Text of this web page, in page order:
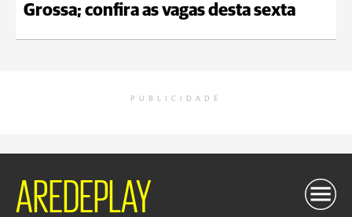
Grossa; confira as vagas desta sexta
PUBLICIDADE
AREDEPLAY